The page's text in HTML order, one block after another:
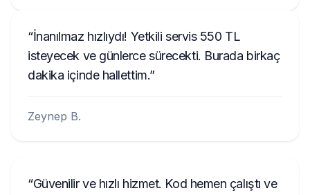
İnanılmaz hızlıydı! Yetkili servis 550 TL
isteyecek ve günlerce sürecekti. Burada birkaç
dakika içinde hallettim.
Zeynep B.
Güvenilir ve hızlı hizmet. Kod hemen çalıştı ve